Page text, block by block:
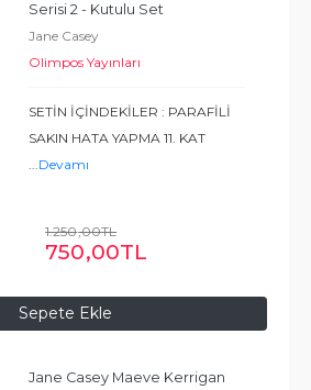
Sepete Ekle
Serisi 2 - Kutulu Set
Jane Casey
Olimpos Yayınları
SETİN İÇİNDEKİLER : PARAFİLİ
SAKIN HATA YAPMA 11. KAT
...Devamı
1.250,00TL
750,00TL
Jane Casey Maeve Kerrigan